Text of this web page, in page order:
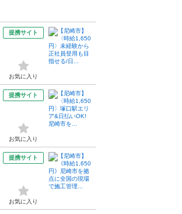
提携サイト
お気に入り
提携サイト
お気に入り
提携サイト
お気に入り